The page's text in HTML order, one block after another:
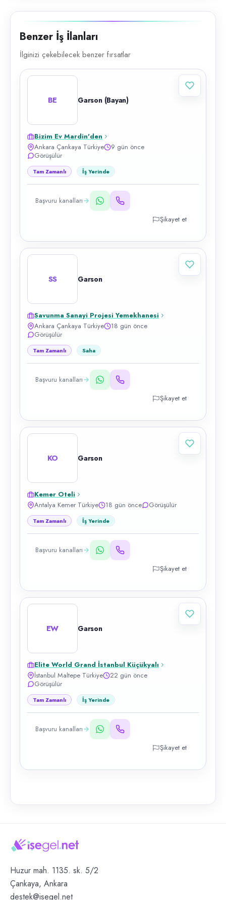
Benzer İş İlanları
İlginizi çekebilecek benzer fırsatlar
BE Garson (Bayan)
Bizim Ev Mardin'den
Ankara Çankaya Türkiye
9 gün önce
Görüşülür
Tam Zamanlı İş Yerinde
Başvuru kanalları
Şikayet et
SS Garson
Savunma Sanayi Projesi Yemekhanesi
Ankara Çankaya Türkiye
18 gün önce
Görüşülür
Tam Zamanlı Saha
Başvuru kanalları
Şikayet et
KO Garson
Kemer Oteli
Antalya Kemer Türkiye
18 gün önce Görüşülür
Tam Zamanlı İş Yerinde
Başvuru kanalları
Şikayet et
EW Garson
Elite World Grand İstanbul Küçükyalı
İstanbul Maltepe Türkiye
22 gün önce
Görüşülür
Tam Zamanlı İş Yerinde
Başvuru kanalları
Şikayet et
Huzur mah. 1135. sk. 5/2
Çankaya, Ankara
destek@isegel.net